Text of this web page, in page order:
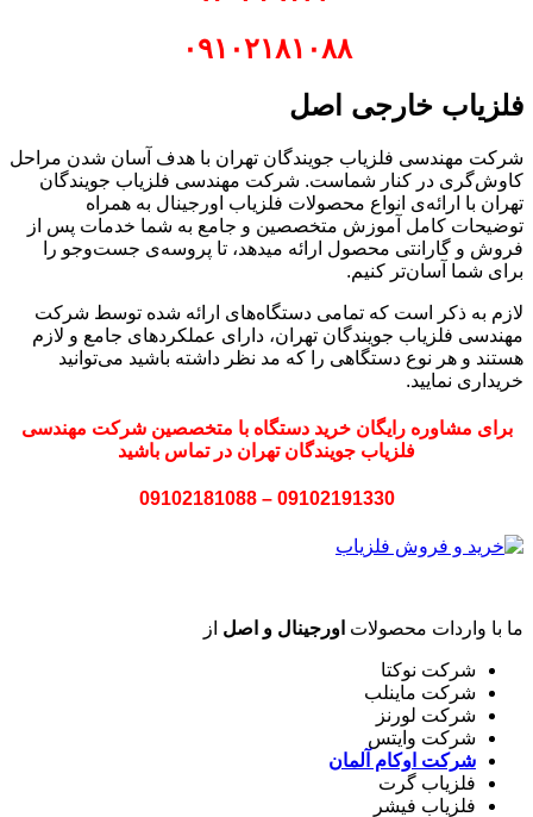
۰۹۱۰۲۱۸۱۰۸۸
فلزیاب خارجی اصل
شرکت مهندسی فلزیاب جویندگان تهران با هدف آسان شدن مراحل
کاوش‌گری در کنار شماست. شرکت مهندسی فلزیاب جویندگان
تهران با ارائه‌ی انواع محصولات فلزیاب اورجینال به همراه
توضیحات کامل آموزش متخصصین و جامع به شما خدمات پس از
فروش و گارانتی محصول ارائه میدهد، تا پروسه‌ی جست‌وجو را
برای شما آسان‌تر کنیم.
لازم به ذکر است که تمامی دستگاه‌های ارائه شده توسط شرکت
مهندسی فلزیاب جویندگان تهران، دارای عملکرد‌های جامع و لازم
هستند و هر نوع دستگاهی را که مد نظر داشته باشید می‌توانید
خریداری نمایید.
برای مشاوره رایگان خرید دستگاه با متخصصین شرکت مهندسی
فلزیاب جویندگان تهران در تماس باشید
09102191330 – 09102181088
ما با واردات محصولات اورجینال و اصل از
شرکت نوکتا
شرکت ماینلب
شرکت لورنز
شرکت وایتس
شرکت اوکام آلمان
فلزیاب گرت
فلزیاب فیشر